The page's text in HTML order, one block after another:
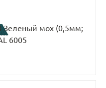
Зеленый мох (0,5мм;
6005